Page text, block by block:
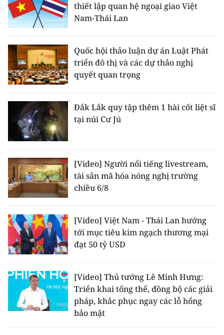
thiết lập quan hệ ngoại giao Việt
Nam-Thái Lan
Quốc hội thảo luận dự án Luật Phát
triển đô thị và các dự thảo nghị
quyết quan trọng
Đắk Lắk quy tập thêm 1 hài cốt liệt sĩ
tại núi Cư Jú
[Video] Người nổi tiếng livestream,
tài sản mã hóa nóng nghị trường
chiều 6/8
[Video] Việt Nam - Thái Lan hướng
tới mục tiêu kim ngạch thương mại
đạt 50 tỷ USD
[Video] Thủ tướng Lê Minh Hưng:
Triển khai tổng thể, đồng bộ các giải
pháp, khắc phục ngay các lỗ hổng
bảo mật